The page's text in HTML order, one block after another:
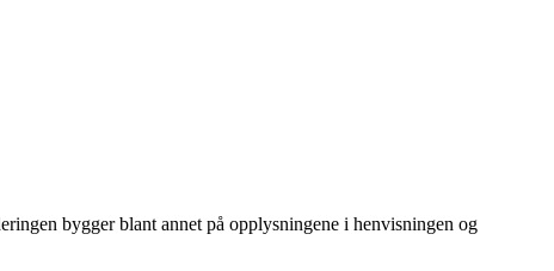
bygger blant annet på opplysningene i henvisningen og